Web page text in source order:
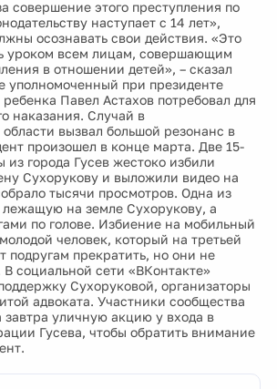
совершение этого преступления по
наступает с 14 лет»,
осознавать свои действия. «Это
уроком всем лицам, совершающим
в отношении детей», – сказал
уполномоченный при президенте
Павел Астахов потребовал для
наказания. Случай в
вызвал большой резонанс в
произошел в конце марта. Две 15-
города Гусев жестоко избили
Сухорукову и выложили видео на
тысячи просмотров. Одна из
на земле Сухорукову, а
по голове. Избиение на мобильный
человек, который на третьей
подругам прекратить, но они не
социальной сети «ВКонтакте»
Сухоруковой, организаторы
адвоката. Участники сообщества
завтра уличную акцию у входа в
Гусева, чтобы обратить внимание